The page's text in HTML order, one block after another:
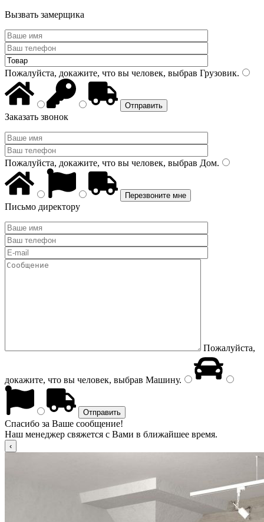
Вызвать замерщика
Пожалуйста, докажите, что вы человек, выбрав Грузовик.
Заказать звонок
Пожалуйста, докажите, что вы человек, выбрав Дом.
Письмо директору
Пожалуйста,
докажите, что вы человек, выбрав Машину.
Спасибо за Ваше сообщение!
Наш менеджер свяжется с Вами в ближайшее время.